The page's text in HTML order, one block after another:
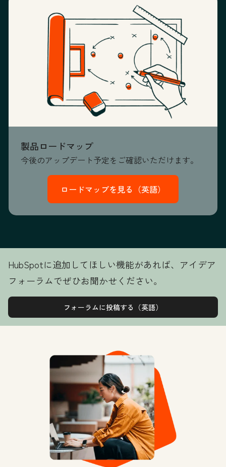
製品ロードマップ
今後のアップデート予定をご確認いただけます。
ロードマップを見る（英語）
HubSpotに追加してほしい機能があれば、アイデア
フォーラムでぜひお聞かせください。
フォーラムに投稿する（英語）